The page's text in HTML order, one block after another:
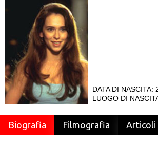
DATA DI NASCITA:
LUOGO DI
Biografia Filmografia Articoli